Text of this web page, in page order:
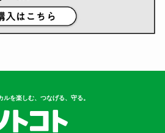
ルを楽しむ、つなげる、守る。